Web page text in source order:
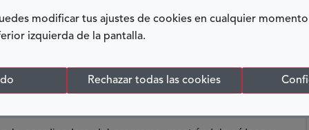
modificar tus ajustes de cookies en cualquier
izquierda de la pantalla.
Rechazar todas las cookies
En primer lugar, el acompañamiento de los
y doloroso para nosotros, que, como familia, nos
otra parte, la formación significativa para entender,
escalonada, pudiéndolo aplicar en casa, en cada